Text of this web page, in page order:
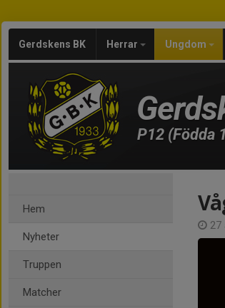
Gerdskens BK Herrar Ungdom
P12 (Födda
Hem
Nyheter
Truppen
Matcher
27